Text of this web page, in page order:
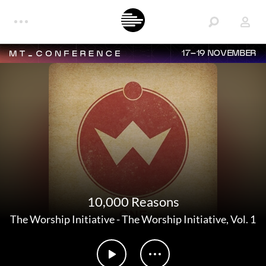
17–19 NOVEMBER
10,000 Reasons
The Worship Initiative-The Worship Initiative, Vol. 1